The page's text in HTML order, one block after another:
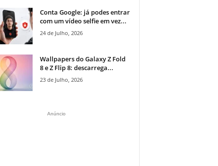
Conta Google: já podes entrar
com um vídeo selfie em vez...
24 de Julho, 2026
Wallpapers do Galaxy Z Fold
8 e Z Flip 8: descarrega...
23 de Julho, 2026
Anúncio